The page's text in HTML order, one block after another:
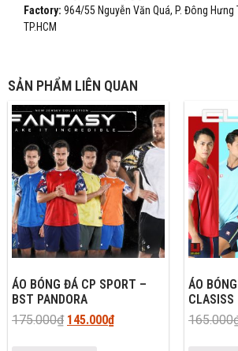
Factory: 964/55 Nguyễn Văn Quá, P. Đông Hưng
TP.HCM
SẢN PHẨM LIÊN QUAN
ÁO BÓNG ĐÁ CP SPORT –
BST PANDORA
175.000₫ 145.000₫
ÁO
CLASISS
165.000